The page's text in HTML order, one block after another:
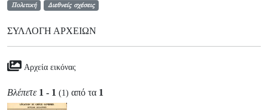
Πολιτική Διεθνείς σχέσεις
ΣΥΛΛΟΓΉ ΑΡΧΕΊΩΝ
Αρχεία εικόνας
Βλέπετε 1 - 1 (1) από τα 1